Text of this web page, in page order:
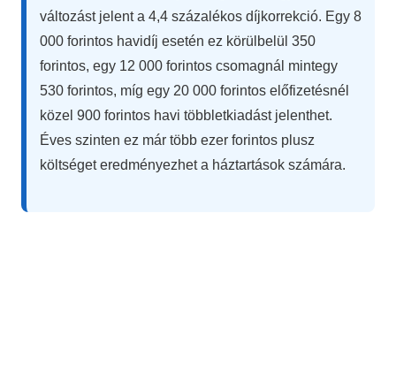
változást jelent a 4,4 százalékos díjkorrekció. Egy 8
000 forintos havidíj esetén ez körülbelül 350
forintos, egy 12 000 forintos csomagnál mintegy
530 forintos, míg egy 20 000 forintos előfizetésnél
közel 900 forintos havi többletkiadást jelenthet.
Éves szinten ez már több ezer forintos plusz
költséget eredményezhet a háztartások számára.